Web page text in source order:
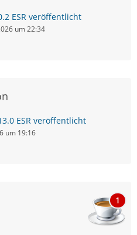
ESR veröffentlicht
um 22:34
ESR veröffentlicht
um 19:16
1